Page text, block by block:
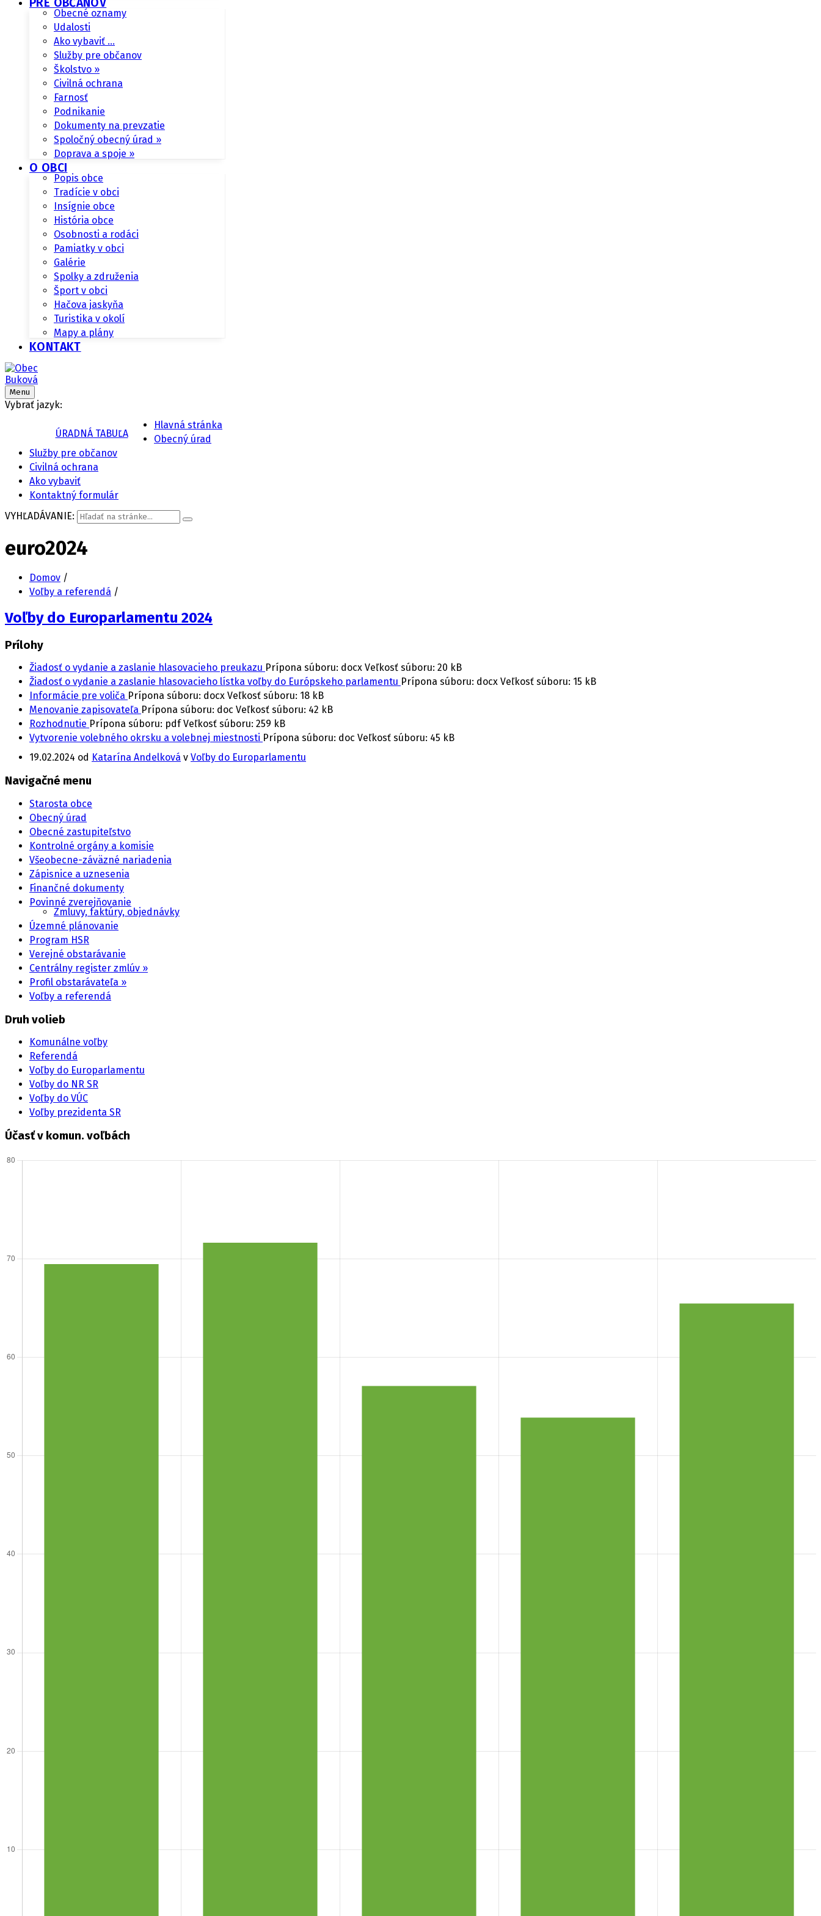
Obecné oznamy
Udalosti
Ako vybaviť …
Služby pre občanov
Školstvo »
Civilná ochrana
Farnosť
Podnikanie
Dokumenty na prevzatie
Spoločný obecný úrad »
Doprava a spoje »
O OBCI
Popis obce
Tradície v obci
Insígnie obce
História obce
Osobnosti a rodáci
Pamiatky v obci
Galérie
Spolky a združenia
Šport v obci
Hačova jaskyňa
Turistika v okolí
Mapy a plány
KONTAKT
Menu
Vybrať jazyk:
ÚRADNÁ TABUĽA
Hlavná stránka
Obecný úrad
Služby pre občanov
Civilná ochrana
Ako vybaviť
Kontaktný formulár
VYHĽADÁVANIE:
euro2024
Domov /
Voľby a referendá /
Voľby do Europarlamentu 2024
Prílohy
Žiadosť o vydanie a zaslanie hlasovacieho preukazu Prípona súboru: docx Veľkosť súboru: 20 kB
Žiadosť o vydanie a zaslanie hlasovacieho lístka voľby do Európskeho parlamentu Prípona súboru: docx Veľkosť súboru: 15 kB
Informácie pre voliča Prípona súboru: docx Veľkosť súboru: 18 kB
Menovanie zapisovateľa Prípona súboru: doc Veľkosť súboru: 42 kB
Rozhodnutie Prípona súboru: pdf Veľkosť súboru: 259 kB
Vytvorenie volebného okrsku a volebnej miestnosti Prípona súboru: doc Veľkosť súboru: 45 kB
19.02.2024 od Katarína Andelková v Voľby do Europarlamentu
Navigačné menu
Starosta obce
Obecný úrad
Obecné zastupiteľstvo
Kontrolné orgány a komisie
Všeobecne-záväzné nariadenia
Zápisnice a uznesenia
Finančné dokumenty
Povinné zverejňovanie
Zmluvy, faktúry, objednávky
Územné plánovanie
Program HSR
Verejné obstarávanie
Centrálny register zmlúv »
Profil obstarávateľa »
Voľby a referendá
Druh volieb
Komunálne voľby
Referendá
Voľby do Europarlamentu
Voľby do NR SR
Voľby do VÚC
Voľby prezidenta SR
Účasť v komun. voľbách